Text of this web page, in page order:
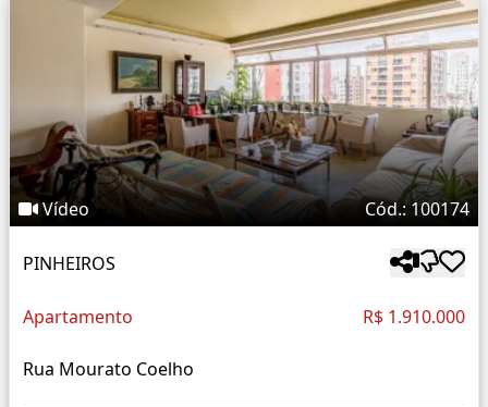
Vídeo Cód.: 100174
PINHEIROS
Apartamento R$ 1.910.000
Rua Mourato Coelho